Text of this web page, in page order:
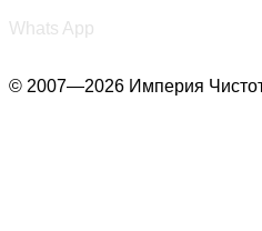
Whats App
© 2007—2026 Империя